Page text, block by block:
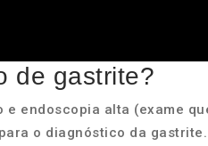
de gastrite?
endoscopia alta (exame
o diagnóstico da